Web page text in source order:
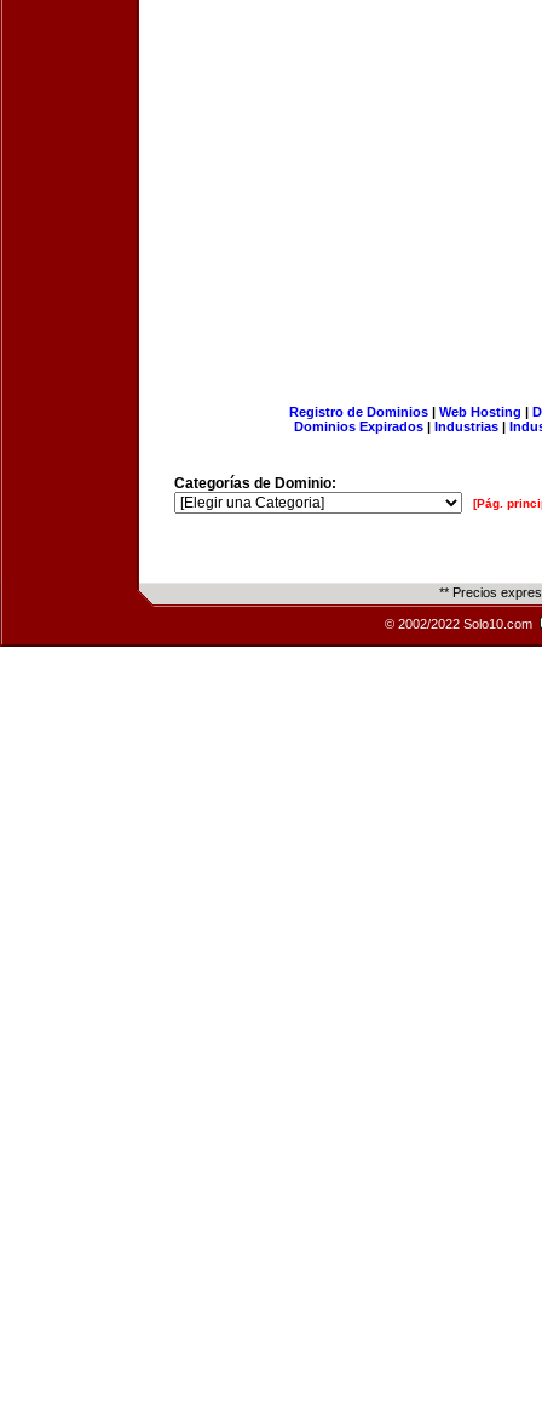
Registro de Dominios| Web Hosting |
Dominios Expirados | Industrias |
Categorías de Dominio:
[Pág.
** Precios
© 2002/2022 Solo10.com